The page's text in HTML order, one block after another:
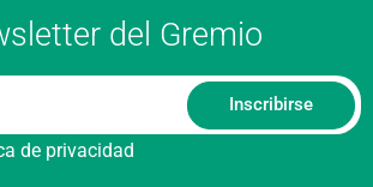
del Gremio
de privacidad
Inscribirse